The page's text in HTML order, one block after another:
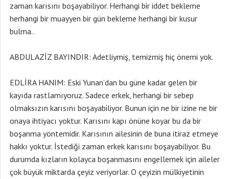
zaman karısını boşayabiliyor. Herhangi bir iddet bekleme
herhangi bir muayyen bir gün bekleme herhangi bir kusur
bulma..
ABDULAZİZ BAYINDIR: Adetliymiş, temizmiş hiç önemi yok.
EDLİRA HANIM: Eski Yunan’dan bu güne kadar gelen bir
kayıda rastlamıyoruz. Sadece erkek, herhangi bir sebep
olmaksızın karısını boşayabiliyor. Bunun için ne bir izine ne bir
onaya ihtiyacı yoktur. Karısını kapı önüne koyar bu da bir
boşanma yöntemidir. Karısının ailesinin de buna itiraz etmeye
hakkı yoktur. İstediği zaman erkek karısını boşayabiliyor. Bu
durumda kızların kolayca boşanmasını engellemek için aileler
çok büyük miktarda çeyiz veriyorlar. O çeyizin mülkiyetinin